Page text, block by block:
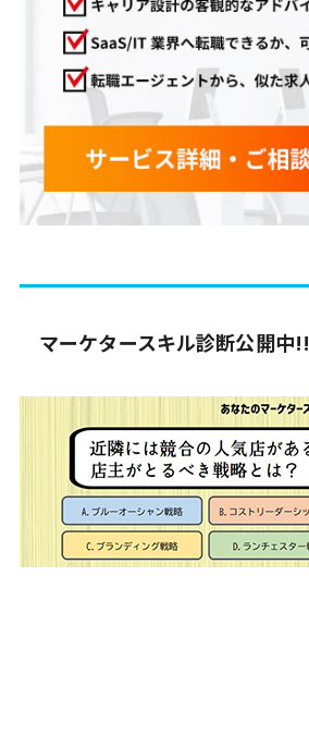
マーケタースキル診断公開中!!